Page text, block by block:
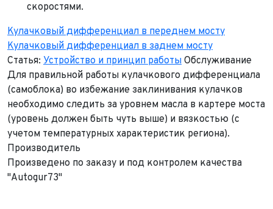
скоростями.
Кулачковый дифференциал в переднем мосту
Кулачковый дифференциал в заднем мосту
Статья: Устройство и принцип работы Обслуживание
Для правильной работы кулачкового дифференциала
(самоблока) во избежание заклинивания кулачков
необходимо следить за уровнем масла в картере моста
(уровень должен быть чуть выше) и вязкостью (с
учетом температурных характеристик региона).
Производитель
Произведено по заказу и под контролем качества
"Autogur73"